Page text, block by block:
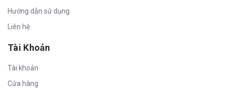
Hướng dẫn sử dụng
Liên hệ
Tài Khoản
Tài khoản
Cửa hàng